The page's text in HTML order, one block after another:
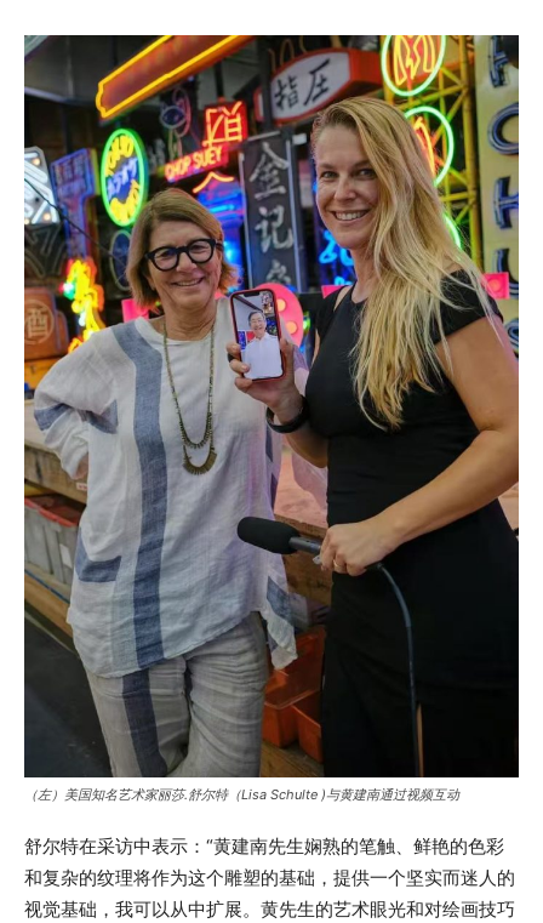
（左）美国知名艺术家丽莎.舒尔特（Lisa Schulte )与黄建南通过视频互动
舒尔特在采访中表示：“黄建南先生娴熟的笔触、鲜艳的色彩
和复杂的纹理将作为这个雕塑的基础，提供一个坚实而迷人的
视觉基础，我可以从中扩展。黄先生的艺术眼光和对绘画技巧